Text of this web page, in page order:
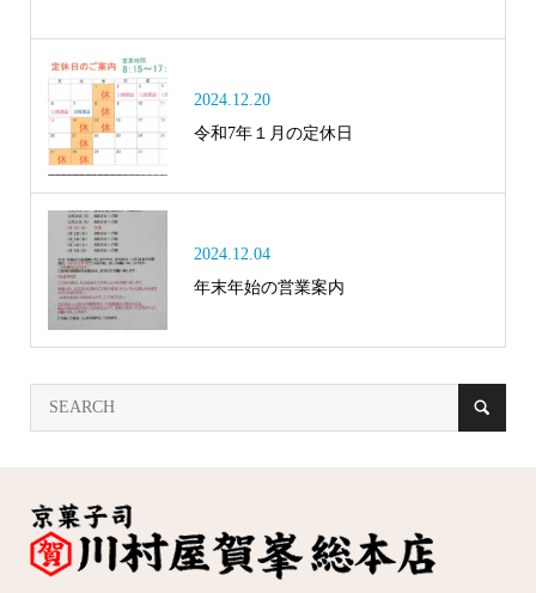
2024.12.20
令和7年１月の定休日
2024.12.04
年末年始の営業案内